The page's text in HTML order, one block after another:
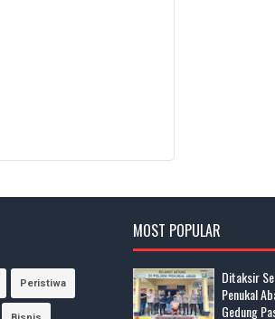
Peristiwa
MOST POPULAR
Ditaksir
Penukal
Gedung